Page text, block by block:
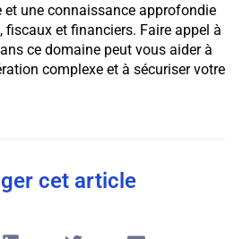
et une connaissance approfondie
fiscaux et financiers. Faire appel à
ce domaine peut vous aider à
complexe et à sécuriser votre
cet article